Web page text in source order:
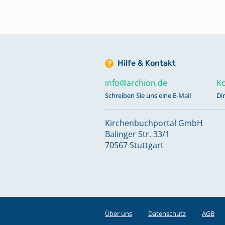
Hilfe & Kontakt
info@archion.de
Schreiben Sie uns eine E-Mail
Kirchenbuchportal GmbH
Balinger Str. 33/1
70567 Stuttgart
Über uns Datenschutz AGB